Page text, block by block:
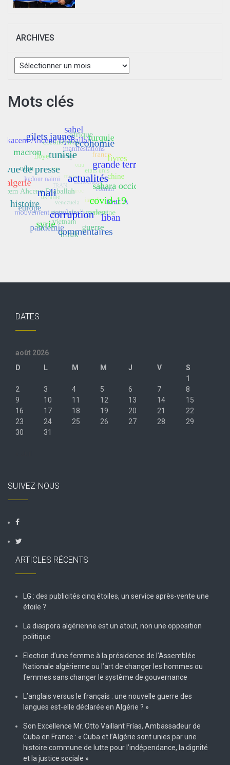
ARCHIVES
Archives
Mots clés
DATES
août 2026
D
L M M J V
S
1
2
3 4 5 6 7
8
9
10 11 12 13 14
15
16
17 18 19 20 21
22
23
24 25 26 27 28
29
30
31
SUIVEZ-NOUS
ARTICLES RÉCENTS
LG : des publicités cinq étoiles, un service après-vente une
étoile ?
La diaspora algérienne est un atout, non une opposition
politique
Election d’une femme à la présidence de l’Assemblée
Nationale algérienne ou l’art de changer les hommes ou
femmes sans changer le système de gouvernance
L’anglais versus le français : une nouvelle guerre des
langues est-elle déclarée en Algérie ? »
Son Excellence Mr. Otto Vaillant Frías, Ambassadeur de
Cuba en France : « Cuba et l’Algérie sont unies par une
histoire commune de lutte pour l’indépendance, la dignité
et la justice sociale »